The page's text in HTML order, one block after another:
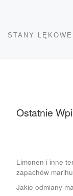
Ostatnie
Limonen i inne
zapachów
Jakie odmiany